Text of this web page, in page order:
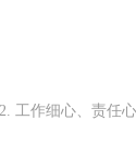
工作细心、责